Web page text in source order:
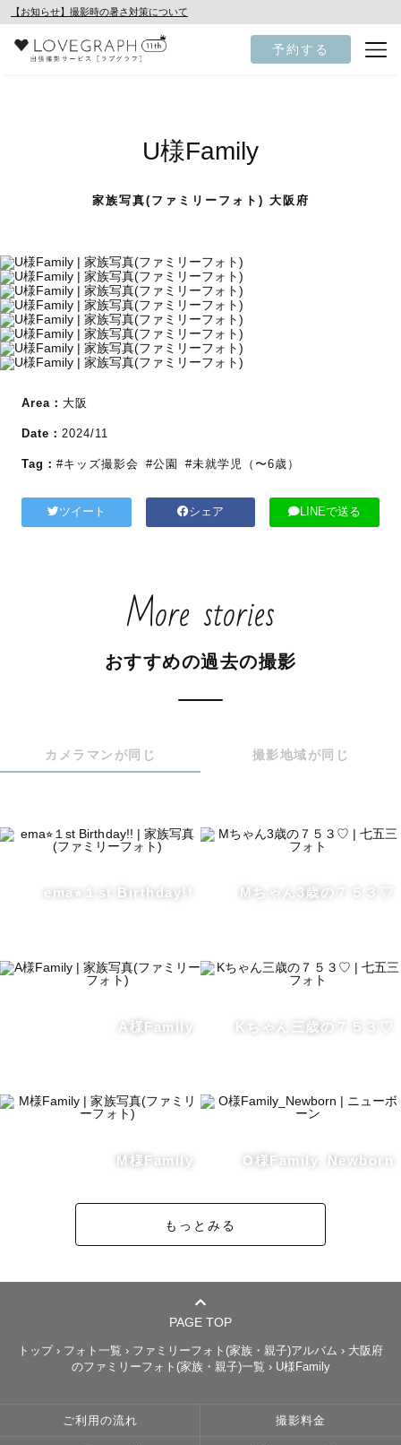
【お知らせ】撮影時の暑さ対策について
予約する
U様Family
家族写真(ファミリーフォト) 大阪府
Area： 大阪
Date： 2024/11
Tag： #キッズ撮影会 #公園 #未就学児（〜6歳）
ツイート シェア LINEで送る
More stories
おすすめの過去の撮影
カメラマンが同じ 撮影地域が同じ
ema⭐︎１st Birthday!! Mちゃん3歳の７５３♡
A様Family Kちゃん三歳の７５３♡
M様Family O様Family_Newborn
もっとみる
PAGE TOP
トップ › フォト一覧 › ファミリーフォト(家族・親子)アルバム › 大阪府
のファミリーフォト(家族・親子)一覧 › U様Family
ご利用の流れ 撮影料金